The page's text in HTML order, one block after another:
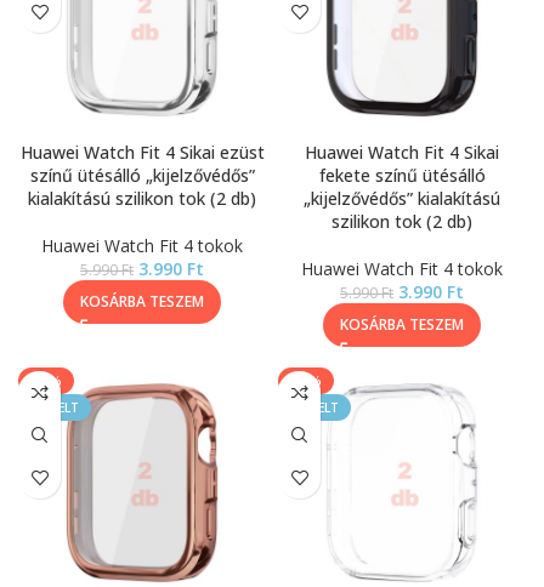
Huawei Watch Fit 4 Sikai ezüst
színű ütésálló „kijelzővédős”
kialakítású szilikon tok (2 db)
Huawei Watch Fit 4 tokok
5.990Ft 3.990 Ft
KOSÁRBA TESZEM
Huawei Watch Fit 4 Sikai
fekete színű ütésálló
„kijelzővédős” kialakítású
szilikon tok (2 db)
Huawei Watch Fit 4 tokok
5.990Ft 3.990 Ft
KOSÁRBA TESZEM
-33%
KIEMELT
-40%
KIEMELT